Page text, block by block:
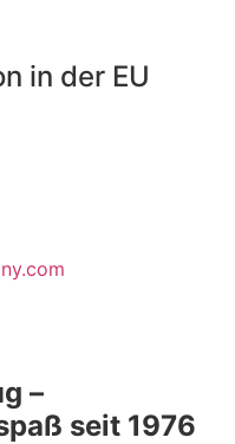
in der EU
–
seit 1976